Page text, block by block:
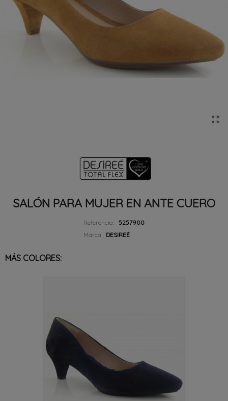
SALÓN PARA MUJER EN ANTE CUERO
Referencia:
5257900
Marca
DESIREÉ
MÁS COLORES: